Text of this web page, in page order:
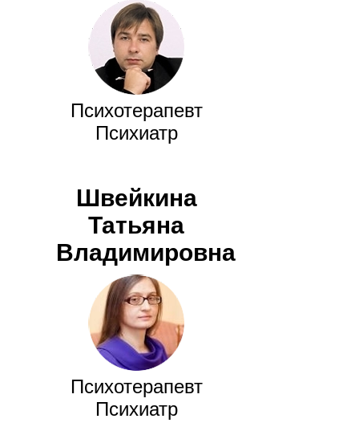
Психотерапевт
Психиатр
Швейкина
Татьяна
Владимировна
Психотерапевт
Психиатр